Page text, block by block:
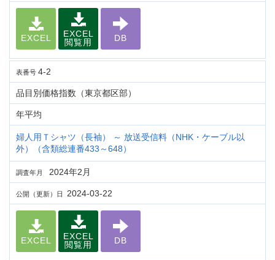
EXCEL
EXCEL
閲覧用
DB
表番号 4-2
品目別価格指数（東京都区部）
年平均
婦人用Ｔシャツ（長袖） ～ 放送受信料（NHK・ケーブル以
外）（含類総連番433～648）
調査年月 2024年2月
公開（更新）日 2024-03-22
EXCEL
EXCEL
閲覧用
DB